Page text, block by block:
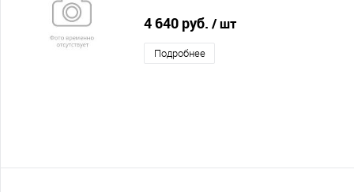
4 640 руб. / шт
Подробнее